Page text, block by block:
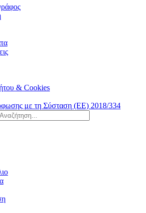
& Cookies
με τη Σύσταση (ΕΕ) 2018/334